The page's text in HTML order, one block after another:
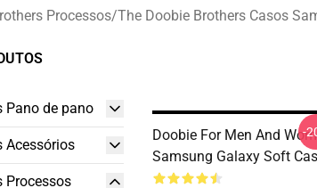
Processos/The Doobie Brothers Casos
Pano de pano
Acessórios
Processos
Doobie For Men And
Samsung Galaxy Soft
-